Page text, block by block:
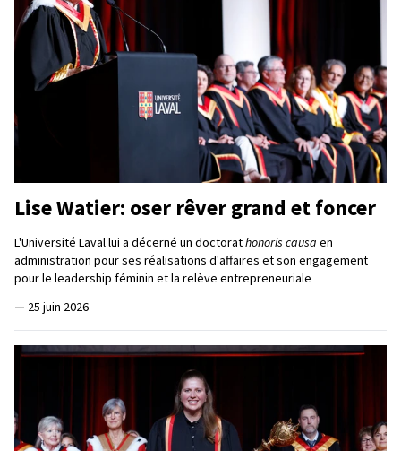
Lise Watier: oser rêver grand et foncer
L'Université Laval lui a décerné un doctorathonoris causa en
administration pour ses réalisations d'affaires et son engagement
pour le leadership féminin et la relève entrepreneuriale
— 25 juin 2026